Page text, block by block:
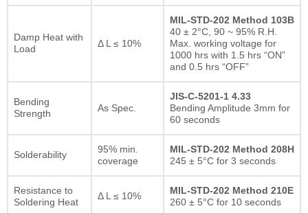
Damp Heat with
Load
Δ L ≤ 10%
MIL-STD-202 Method 103B
40 ± 2°C, 90 ~ 95% R.H.
Max. working voltage for
1000 hrs with 1.5 hrs “ON”
and 0.5 hrs “OFF”
Bending
Strength
As Spec.
JIS-C-5201-1 4.33
Bending Amplitude 3mm for
60 seconds
Solderability
95% min.
coverage
MIL-STD-202 Method 208H
245 ± 5°C for 3 seconds
Resistance to
Soldering Heat
Δ L ≤ 10%
MIL-STD-202 Method 210E
260 ± 5°C for 10 seconds